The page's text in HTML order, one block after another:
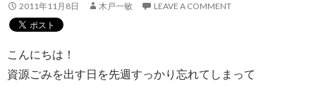
2011年11月8日 木戸一敏 LEAVE A COMMENT
こんにちは！
資源ごみを出す日を先週すっかり忘れてしまって